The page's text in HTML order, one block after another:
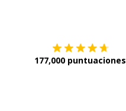
177,000 puntuaciones